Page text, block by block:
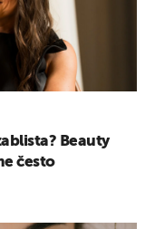
Beauty
često